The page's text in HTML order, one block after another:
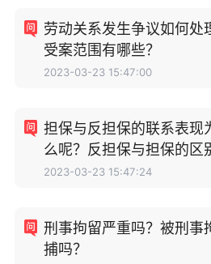
劳动关系发生争议如何处
受案范围有哪些？
2023-03-23 15:47:00
担保与反担保的联系表现
么呢？反担保与担保的区
2023-03-23 15:47:24
刑事拘留严重吗？被刑事
捕吗？